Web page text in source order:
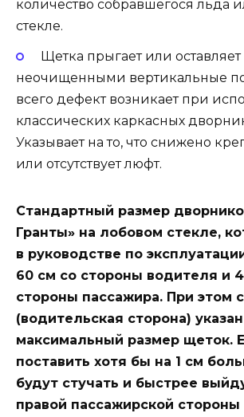
количество собравшегося льда
стекле.
Щетка прыгает или оставляет
неочищенными вертикальные
всего дефект возникает при
классических каркасных
Указывает на то, что снижено
или отсутствует люфт.
Стандартный размер
Гранты» на лобовом стекле,
в руководстве по
60 см со стороны водителя и
стороны пассажира. При этом
(водительская сторона) указан
максимальный размер щеток.
поставить хотя бы на 1 см
будут стучать и быстрее
правой пассажирской стороны